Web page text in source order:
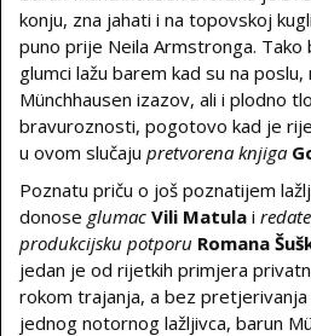
konju, zna jahati i na topovskoj
puno prije Neila Armstronga. Tako
glumci lažu barem kad su na
Münchhausen izazov, ali i plodno
bravuroznosti, pogotovo kad je
u ovom slučaju pretvorena knjiga
Poznatu priču o još poznatijem
donose glumac Vili Matula i
produkcijsku potporu Romana
jedan je od rijetkih primjera
rokom trajanja, a bez
jednog notornog lažljivca, barun